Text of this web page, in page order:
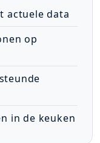
actuele data
op
in de keuken